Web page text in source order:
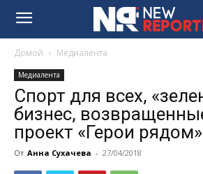
Домой Медиалента
Медиалента
Спорт для всех,
бизнес,
проект «Герои рядом»
От Анна Сухачева - 27/04/2018